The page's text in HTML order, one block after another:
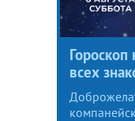
Гороскоп
всех